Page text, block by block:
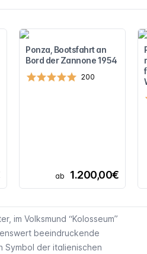
Ponza, Bootsfahrt an
Bord der Zannone 1954
200
ab 1.200,00€
im Volksmund “Kolosseum”
beeindruckende
Symbol der italienischen